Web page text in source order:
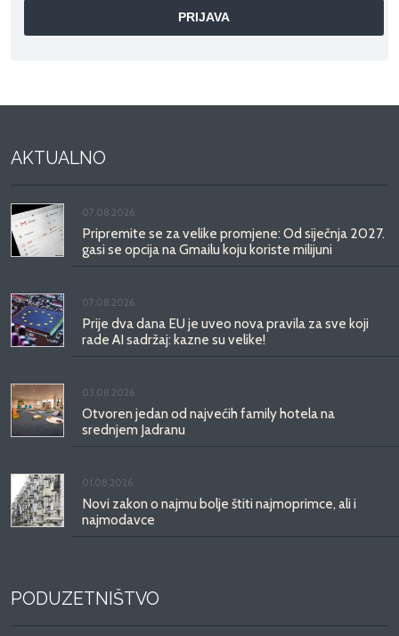
AKTUALNO
07.08.2026.
Pripremite se za velike promjene: Od siječnja 2027.
gasi se opcija na Gmailu koju koriste milijuni
07.08.2026.
Prije dva dana EU je uveo nova pravila za sve koji
rade AI sadržaj: kazne su velike!
03.08.2026.
Otvoren jedan od najvećih family hotela na
srednjem Jadranu
01.08.2026.
Novi zakon o najmu bolje štiti najmoprimce, ali i
najmodavce
PODUZETNIŠTVO